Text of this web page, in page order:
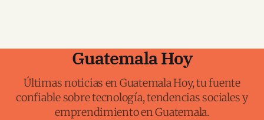
Guatemala Hoy
Últimas noticias en Guatemala Hoy, tu fuente
confiable sobre tecnología, tendencias sociales y
emprendimiento en Guatemala.